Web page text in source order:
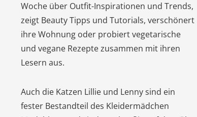
Woche über Outfit-Inspirationen und Trends,
zeigt Beauty Tipps und Tutorials, verschönert
ihre Wohnung oder probiert vegetarische
und vegane Rezepte zusammen mit ihren
Lesern aus.
Auch die Katzen Lillie und Lenny sind ein
fester Bestandteil des Kleidermädchen